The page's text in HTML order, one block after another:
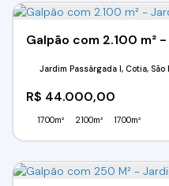
R$ 44.000,00
Jardim Passárgada I, Cotia, São
1700m² 2100m² 1700m²